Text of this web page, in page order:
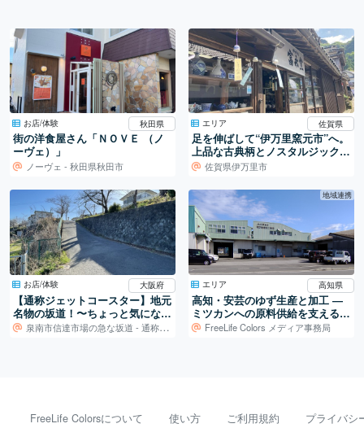
お店/体験 秋田県
街の洋食屋さん「ＮＯＶＥ （ノ
ーヴェ）」
ノーヴェ - 秋田県秋田市
エリア 佐賀県
足を伸ばして“伊万里窯元市”へ。
上品な古典柄とノスタルジックな
雰囲気。
佐賀県伊万里市
お店/体験 大阪府
【通称ジェットコースター】地元
名物の坂道！〜ちょっと気になる
あそこ〜
泉南市信達市場の急な坂道 - 通称ジェットコースター
地域連携
エリア 高知県
高知・安芸のゆず生産と加工 ―
ミツカンへの原料供給を支える仕
組みFreeLife Colors メディア事務局
FreeLife Colorsについて 使い方 ご利用規約 プライバシ